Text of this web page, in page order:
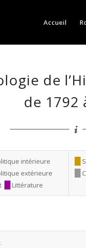
Accueil
de
de 1792
intérieure
extérieure
Littérature